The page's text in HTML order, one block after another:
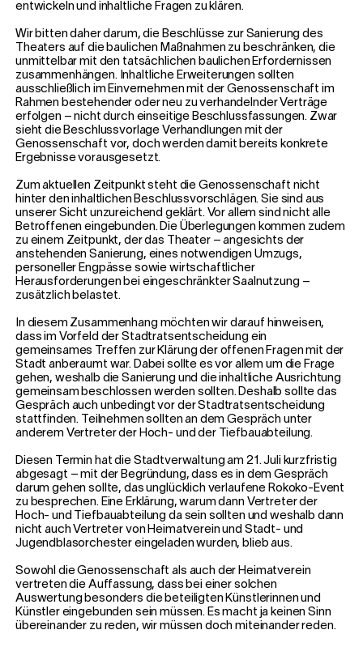
entwickeln und inhaltliche Fragen zu klären.
Wir bitten daher darum, die Beschlüsse zur Sanierung des
Theaters auf die baulichen Maßnahmen zu beschränken, die
unmittelbar mit den tatsächlichen baulichen Erfordernissen
zusammenhängen. Inhaltliche Erweiterungen sollten
ausschließlich im Einvernehmen mit der Genossenschaft im
Rahmen bestehender oder neu zu verhandelnder Verträge
erfolgen – nicht durch einseitige Beschlussfassungen. Zwar
sieht die Beschlussvorlage Verhandlungen mit der
Genossenschaft vor, doch werden damit bereits konkrete
Ergebnisse vorausgesetzt.
Zum aktuellen Zeitpunkt steht die Genossenschaft nicht
hinter den inhaltlichen Beschlussvorschlägen. Sie sind aus
unserer Sicht unzureichend geklärt. Vor allem sind nicht alle
Betroffenen eingebunden. Die Überlegungen kommen zudem
zu einem Zeitpunkt, der das Theater – angesichts der
anstehenden Sanierung, eines notwendigen Umzugs,
personeller Engpässe sowie wirtschaftlicher
Herausforderungen bei eingeschränkter Saalnutzung –
zusätzlich belastet.
In diesem Zusammenhang möchten wir darauf hinweisen,
dass im Vorfeld der Stadtratsentscheidung ein
gemeinsames Treffen zur Klärung der offenen Fragen mit der
Stadt anberaumt war. Dabei sollte es vor allem um die Frage
gehen, weshalb die Sanierung und die inhaltliche Ausrichtung
gemeinsam beschlossen werden sollten. Deshalb sollte das
Gespräch auch unbedingt vor der Stadtratsentscheidung
stattfinden. Teilnehmen sollten an dem Gespräch unter
anderem Vertreter der Hoch- und der Tiefbauabteilung.
Diesen Termin hat die Stadtverwaltung am 21. Juli kurzfristig
abgesagt – mit der Begründung, dass es in dem Gespräch
darum gehen sollte, das unglücklich verlaufene Rokoko-Event
zu besprechen. Eine Erklärung, warum dann Vertreter der
Hoch- und Tiefbauabteilung da sein sollten und weshalb dann
nicht auch Vertreter von Heimatverein und Stadt- und
Jugendblasorchester eingeladen wurden, blieb aus.
Sowohl die Genossenschaft als auch der Heimatverein
vertreten die Auffassung, dass bei einer solchen
Auswertung besonders die beteiligten Künstlerinnen und
Künstler eingebunden sein müssen. Es macht ja keinen Sinn
übereinander zu reden, wir müssen doch miteinander reden.